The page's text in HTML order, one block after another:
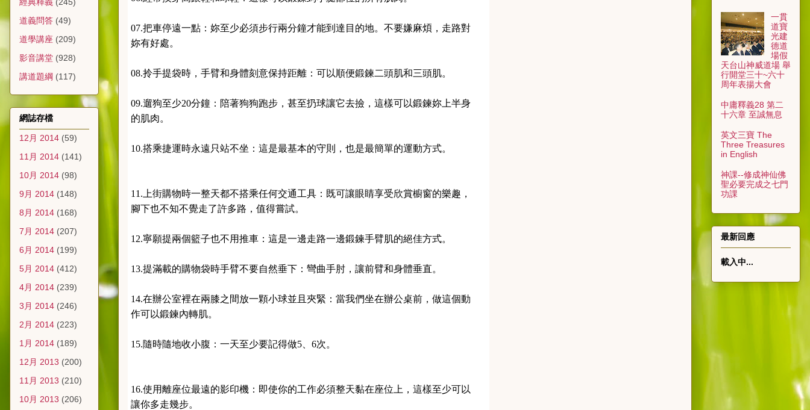
07.把車停遠一點：妳至少必須步行兩分鐘才能到達目的地。不要嫌麻煩，走路對
妳有好處。
08.拎手提袋時，手臂和身體刻意保持距離：可以順便鍛鍊二頭肌和三頭肌。
09.遛狗至少20分鐘：陪著狗狗跑步，甚至扔球讓它去撿，這樣可以鍛鍊妳上半身
的肌肉。
10.搭乘捷運時永遠只站不坐：這是最基本的守則，也是最簡單的運動方式。
11.上街購物時一整天都不搭乘任何交通工具：既可讓眼睛享受欣賞櫥窗的樂趣，
腳下也不知不覺走了許多路，值得嘗試。
12.寧願提兩個籃子也不用推車：這是一邊走路一邊鍛鍊手臂肌的絕佳方式。
13.提滿載的購物袋時手臂不要自然垂下：彎曲手肘，讓前臂和身體垂直。
14.在辦公室裡在兩膝之間放一顆小球並且夾緊：當我們坐在辦公桌前，做這個動
作可以鍛鍊內轉肌。
15.隨時隨地收小腹：一天至少要記得做5、6次。
16.使用離座位最遠的影印機：即使你的工作必須整天黏在座位上，這樣至少可以
讓你多走幾步。
經典釋義 (245)
道義問答 (49)
道學講座 (209)
影音講堂 (928)
講道題綱 (117)
網誌存檔
12月 2014 (59)
11月 2014 (141)
10月 2014 (98)
9月 2014 (148)
8月 2014 (168)
7月 2014 (207)
6月 2014 (199)
5月 2014 (412)
4月 2014 (239)
3月 2014 (246)
2月 2014 (223)
1月 2014 (189)
12月 2013 (200)
11月 2013 (210)
10月 2013 (206)
一貫
道寶
光建
德道
場假
天台山神威道場 舉
行開堂三十~六十
周年表揚大會
中庸釋義28 第二
十六章 至誠無息
英文三寶 The
Three Treasures
in English
神課--修成神仙佛
聖必要完成之七門
功課
最新回應
載入中...